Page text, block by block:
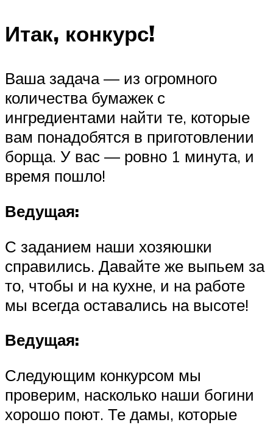
Итак, конкурс!
Ваша задача — из огромного
количества бумажек с
ингредиентами найти те, которые
вам понадобятся в приготовлении
борща. У вас — ровно 1 минута, и
время пошло!
Ведущая:
С заданием наши хозяюшки
справились. Давайте же выпьем за
то, чтобы и на кухне, и на работе
мы всегда оставались на высоте!
Ведущая:
Следующим конкурсом мы
проверим, насколько наши богини
хорошо поют. Те дамы, которые